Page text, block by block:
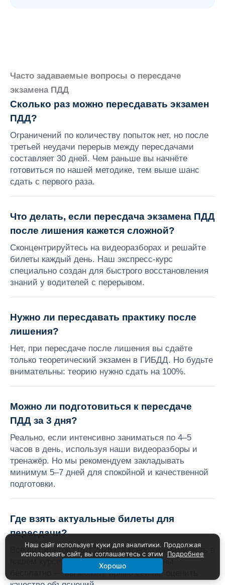
Часто задаваемые вопросы о пересдаче
экзамена ПДД
Сколько раз можно пересдавать экзамен
ПДД?
Ограничений по количеству попыток нет, но после
третьей неудачи перерыв между пересдачами
составляет 30 дней. Чем раньше вы начнёте
готовиться по нашей методике, тем выше шанс
сдать с первого раза.
Что делать, если пересдача экзамена ПДД
после лишения кажется сложной?
Сконцентрируйтесь на видеоразборах и решайте
билеты каждый день. Наш экспресс-курс
специально создан для быстрого восстановления
знаний у водителей с перерывом.
Нужно ли пересдавать практику после
лишения?
Нет, при пересдаче после лишения вы сдаёте
только теоретический экзамен в ГИБДД. Но будьте
внимательны: теорию нужно сдать на 100%.
Можно ли подготовиться к пересдаче
ПДД за 3 дня?
Реально, если интенсивно заниматься по 4–5
часов в день, используя наши видеоразборы и
тренажёр. Но мы рекомендуем закладывать
минимум 5–7 дней для спокойной и качественной
подготовки.
Где взять актуальные билеты для
пересдачи?
Все 40 билетов ПДД 2026 с видеоразборами есть в
нашем курсе. Первые 4 билета доступны
бесплатно — вы можете прямо сейчас оценить
Наш сайт использует куки для аналитики. Продолжая
использовать сайт, вы соглашаетесь с этим
Подробнее
Хорошо